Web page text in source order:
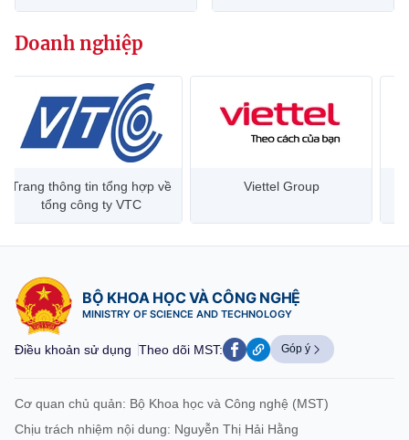
Doanh nghiệp
Trang thông tin tổng hợp về
tổng công ty VTC
Viettel Group
BỘ KHOA HỌC VÀ CÔNG NGHỆ
MINISTRY OF SCIENCE AND TECHNOLOGY
Điều khoản sử dụng Theo dõi MST: Góp ý
Cơ quan chủ quản: Bộ Khoa học và Công nghệ (MST)
Chịu trách nhiệm nội dung: Nguyễn Thị Hải Hằng